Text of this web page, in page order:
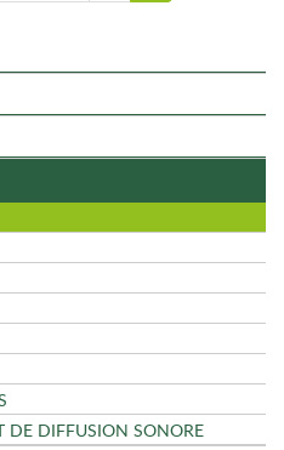
DE DIFFUSION SONORE